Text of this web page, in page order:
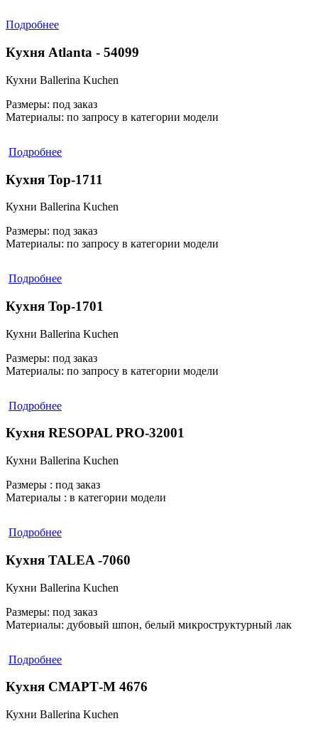
Подробнее
Кухня Atlanta - 54099
Кухни Ballerina Kuchen
Размеры: под заказ
Материалы: по запросу в категории модели
Подробнее
Кухня Top-1711
Кухни Ballerina Kuchen
Размеры: под заказ
Материалы: по запросу в категории модели
Подробнее
Кухня Top-1701
Кухни Ballerina Kuchen
Размеры: под заказ
Материалы: по запросу в категории модели
Подробнее
Кухня RESOPAL PRO-32001
Кухни Ballerina Kuchen
Размеры : под заказ
Материалы : в категории модели
Подробнее
Кухня TALEA -7060
Кухни Ballerina Kuchen
Размеры: под заказ
Материалы: дубовый шпон, белый микроструктурный лак
Подробнее
Кухня СМАРТ-М 4676
Кухни Ballerina Kuchen